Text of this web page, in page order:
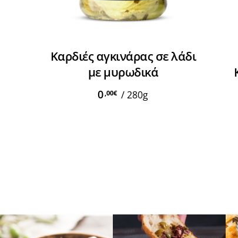
Καρδιές αγκινάρας σε λάδι
με μυρωδικά
0 ,00€ /280g